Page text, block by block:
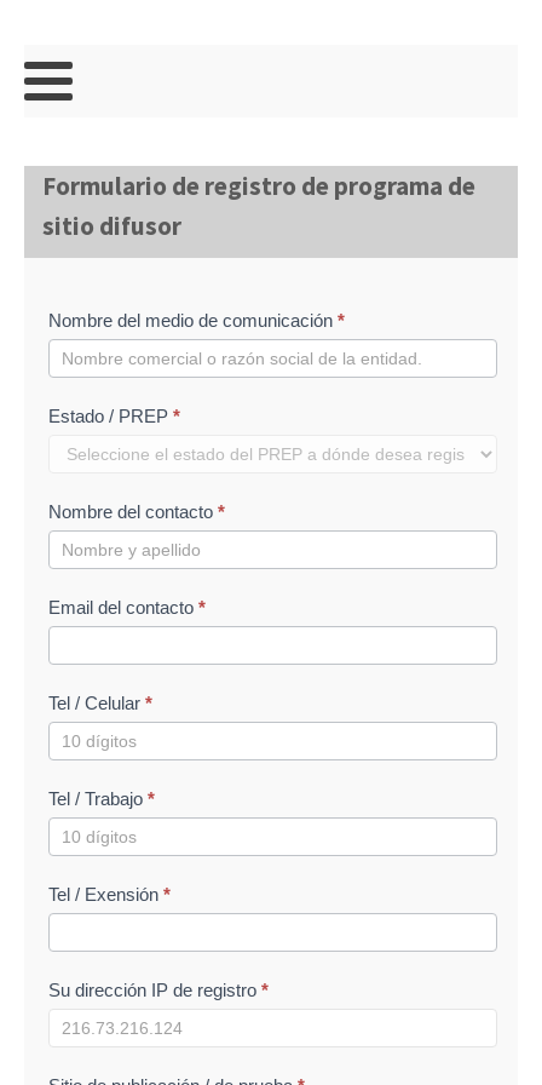
Formulario de registro de programa de
sitio difusor
Formulario
de sitios
difurores
Nombre del medio de comunicación *
Estado / PREP *
Nombre del contacto *
Email del contacto *
Tel / Celular *
Tel / Trabajo *
Tel / Exensión *
Su dirección IP de registro *